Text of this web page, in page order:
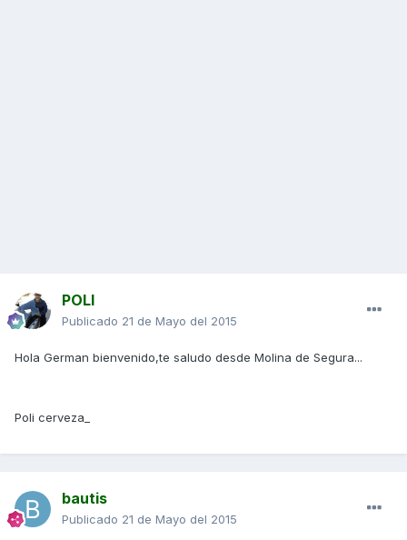
POLI
Publicado 21 de Mayo del 2015
Hola German bienvenido,te saludo desde Molina de Segura...
Poli cerveza_
bautis
Publicado 21 de Mayo del 2015